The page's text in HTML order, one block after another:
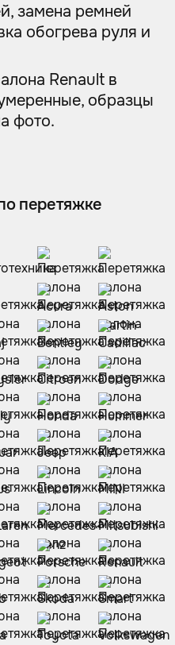
замена ремней
обогрева руля и
Renault в
образцы
фото.
перетяжке